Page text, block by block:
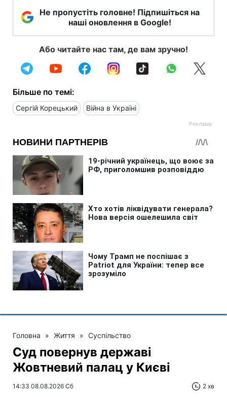
Не пропустіть головне! Підпишіться на
наші оновлення в Google!
Або читайте нас там, де вам зручно!
Більше по темі:
Сергій Корецький Війна в Україні
Головна » Життя » Суспільство
Суд повернув державі
Жовтневий палац у Києві
14:33 08.08.2026 Сб 2 хв